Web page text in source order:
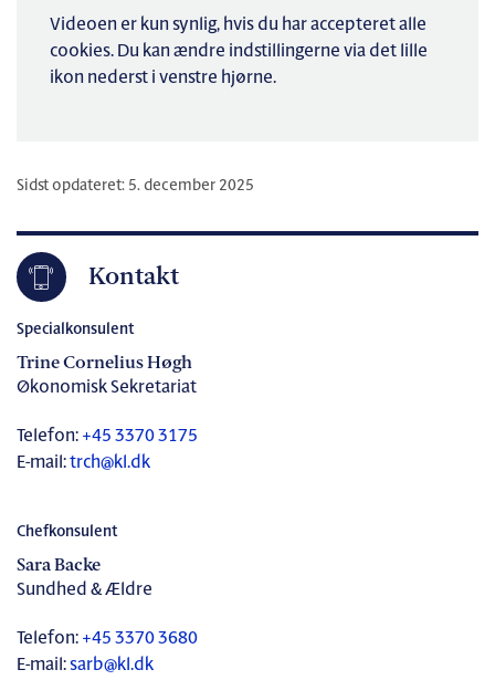
Videoen er kun synlig, hvis du har accepteret alle
cookies. Du kan ændre indstillingerne via det lille
ikon nederst i venstre hjørne.
Sidst opdateret: 5. december 2025
Kontakt
Specialkonsulent
Trine Cornelius Høgh
Økonomisk Sekretariat
Telefon: +45 3370 3175
E-mail:trch@kl.dk
Chefkonsulent
Sara Backe
Sundhed & Ældre
Telefon: +45 3370 3680
E-mail:sarb@kl.dk